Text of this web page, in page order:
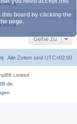
von1
von1
Gehe zu
this board by clicking the
page.
Alle Zeiten sind UTC+02:00
Limited